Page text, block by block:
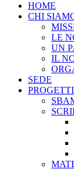
HOME
CHI
LE
UN
IL
SEDE